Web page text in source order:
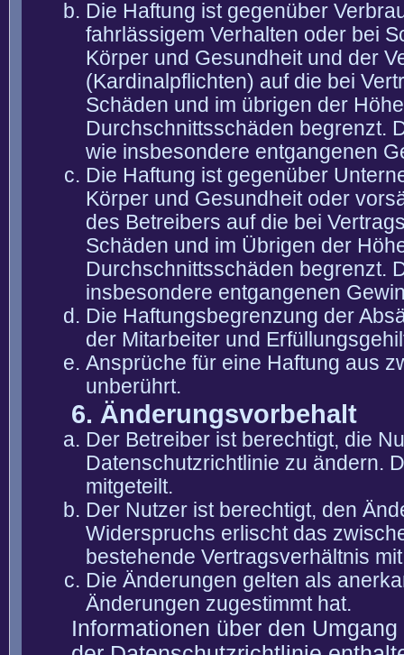
Die Haftung ist gegenüber
fahrlässigem Verhalten oder bei
Körper und Gesundheit und der
(Kardinalpflichten) auf die bei
Schäden und im übrigen der
Durchschnittsschäden begrenzt.
wie insbesondere entgangenen
Die Haftung ist gegenüber
Körper und Gesundheit oder
des Betreibers auf die bei
Schäden und im Übrigen der
Durchschnittsschäden begrenzt.
insbesondere entgangenen
Die Haftungsbegrenzung der
der Mitarbeiter und
Ansprüche für eine Haftung aus
unberührt.
6. Änderungsvorbehalt
Der Betreiber ist berechtigt, die
Datenschutzrichtlinie zu ändern.
mitgeteilt.
Der Nutzer ist berechtigt, den
Widerspruchs erlischt das
bestehende Vertragsverhältnis
Die Änderungen gelten als
Änderungen zugestimmt hat.
Informationen über den